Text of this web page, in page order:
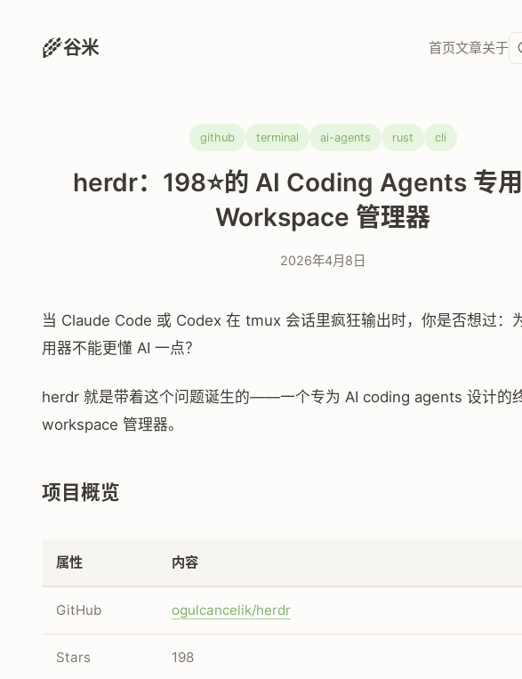
🌾谷米 首页文章关于
github terminal ai-agents rust cli
herdr：198⭐的 AI Coding Agents 专
Workspace 管理器
2026年4月8日
当 Claude Code 或 Codex 在 tmux 会话里疯狂输出时，你是否想过：
用器不能更懂 AI 一点？
herdr 就是带着这个问题诞生的——一个专为 AI coding agents 设计的
workspace 管理器。
项目概览
属性 内容
GitHub ogulcancelik/herdr
Stars 198